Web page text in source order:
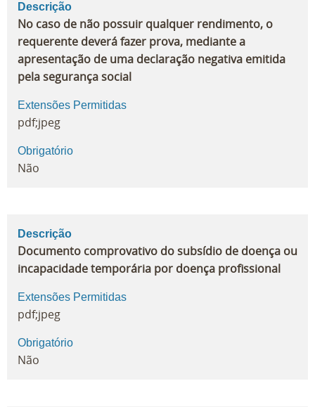
Descrição
No caso de não possuir qualquer rendimento, o
requerente deverá fazer prova, mediante a
apresentação de uma declaração negativa emitida
pela segurança social
Extensões Permitidas
pdf;jpeg
Obrigatório
Não
Descrição
Documento comprovativo do subsídio de doença ou
incapacidade temporária por doença profissional
Extensões Permitidas
pdf;jpeg
Obrigatório
Não